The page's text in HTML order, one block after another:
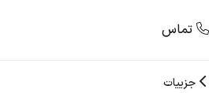
تماس
جزییات